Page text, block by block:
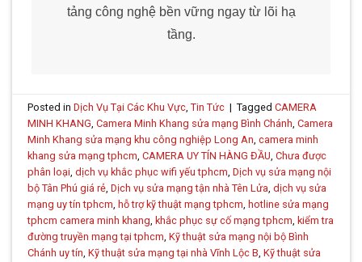
tảng công nghệ bền vững ngay từ lõi hạ
tầng.
Posted inDịch Vụ Tại Các Khu Vực,Tin Tức | TaggedCAMERA
MINH KHANG,Camera Minh Khang sửa mạng Bình Chánh,Camera
Minh Khang sửa mạng khu công nghiệp Long An,camera minh
khang sửa mạng tphcm,CAMERA UY TÍN HÀNG ĐẦU,Chưa được
phân loại,dịch vụ khắc phục wifi yếu tphcm,Dịch vụ sửa mạng nội
bộ Tân Phú giá rẻ,Dịch vụ sửa mạng tận nhà Tên Lửa,dịch vụ sửa
mạng uy tín tphcm, hỗ trợ kỹ thuật mạng tphcm, hotline sửa mạng
tphcm camera minh khang, khắc phục sự cố mạng tphcm, kiểm tra
đường truyền mạng tại tphcm,Kỹ thuật sửa mạng nội bộ Bình
Chánh uy tín,Kỹ thuật sửa mạng tại nhà Vĩnh Lộc B,Kỹ thuật sửa